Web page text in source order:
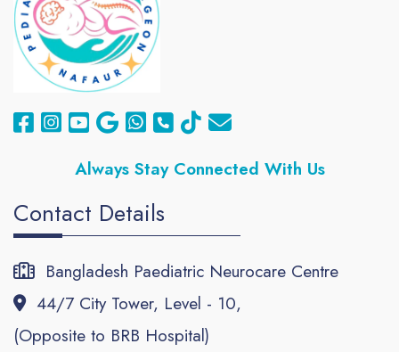
Always Stay Connected With Us
Contact Details
Bangladesh Paediatric Neurocare Centre
44/7 City Tower, Level - 10,
(Opposite to BRB Hospital)